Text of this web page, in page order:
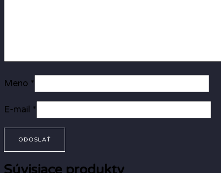
Meno *
E-mail *